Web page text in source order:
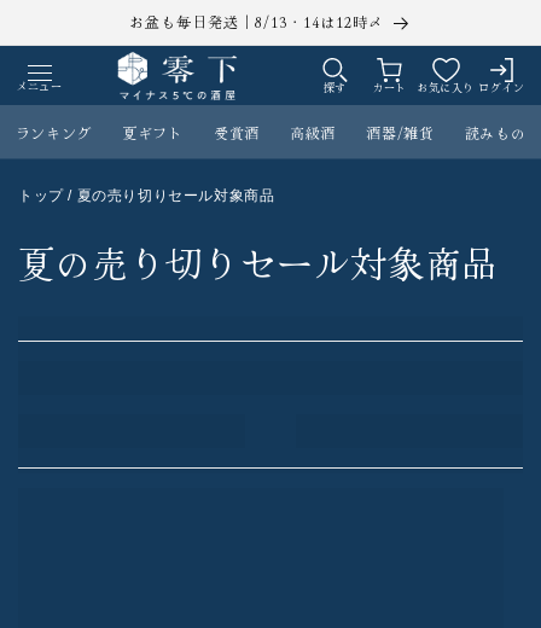
進む
お盆も毎日発送｜8/13・14は12時〆
メニュー 探す カート
カ
ー
ト
お気に入り ログイン
ロ
グ
イ
ン
ランキング 夏ギフト 受賞酒 高級酒 酒器/雑貨 読みもの
トップ/ 夏の売り切りセール対象商品
夏の売り切りセール対象商品